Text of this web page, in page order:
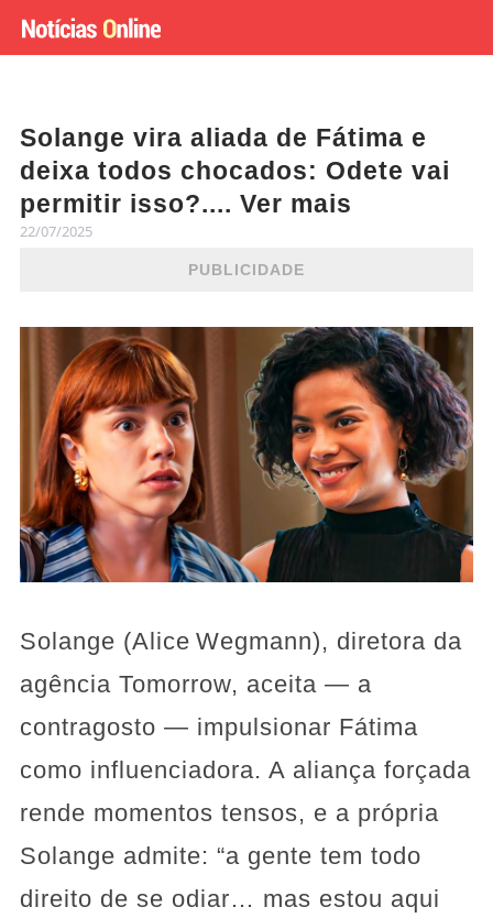
Solange vira aliada de Fátima e
deixa todos chocados: Odete vai
permitir isso?.... Ver mais
22/07/2025
PUBLICIDADE
Solange (Alice Wegmann), diretora da
agência Tomorrow, aceita — a
contragosto — impulsionar Fátima
como influenciadora. A aliança forçada
rende momentos tensos, e a própria
Solange admite: “a gente tem todo
direito de se odiar… mas estou aqui